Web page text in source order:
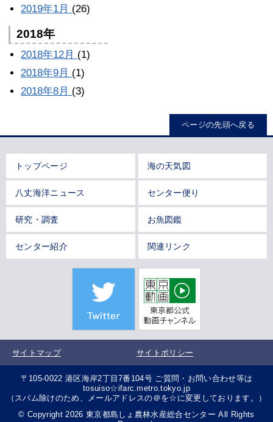
2019年1月 (26)
2018年
2018年12月 (1)
2018年9月 (1)
2018年8月 (3)
ページの先頭へ戻る
トップページ 海の天気図
八丈海洋ニュース センター便り
研究・調査 お魚図鑑
センター紹介 関連リンク
サイトマップ サイトポリシー
〒105-0022 港区海岸2丁目7番104号 ご質問・お問い合わせ等は
tosuiso☆ifarc.metro.tokyo.jp
（スパム除けのため、メールアドレスの＠を☆に変更しております。）
© Copyright 2026 東京都島しょ農林水産総合センター All Rights